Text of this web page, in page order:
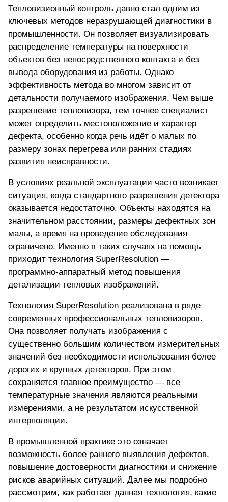
Тепловизионный контроль давно стал одним из
ключевых методов неразрушающей диагностики в
промышленности. Он позволяет визуализировать
распределение температуры на поверхности
объектов без непосредственного контакта и без
вывода оборудования из работы. Однако
эффективность метода во многом зависит от
детальности получаемого изображения. Чем выше
разрешение тепловизора, тем точнее специалист
может определить местоположение и характер
дефекта, особенно когда речь идёт о малых по
размеру зонах перегрева или ранних стадиях
развития неисправности.
В условиях реальной эксплуатации часто возникает
ситуация, когда стандартного разрешения детектора
оказывается недостаточно. Объекты находятся на
значительном расстоянии, размеры дефектных зон
малы, а время на проведение обследования
ограничено. Именно в таких случаях на помощь
приходит технология SuperResolution —
программно-аппаратный метод повышения
детализации тепловых изображений.
Технология SuperResolution реализована в ряде
современных профессиональных тепловизоров.
Она позволяет получать изображения с
существенно большим количеством измерительных
значений без необходимости использования более
дорогих и крупных детекторов. При этом
сохраняется главное преимущество — все
температурные значения являются реальными
измерениями, а не результатом искусственной
интерполяции.
В промышленной практике это означает
возможность более раннего выявления дефектов,
повышение достоверности диагностики и снижение
рисков аварийных ситуаций. Далее мы подробно
рассмотрим, как работает данная технология, какие